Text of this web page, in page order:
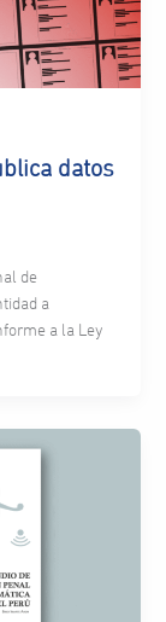
datos
de
a
a la Ley